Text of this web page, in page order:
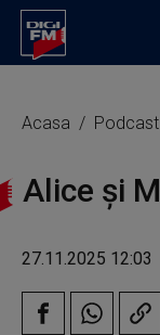
Acasa Podcast
Alice și
27.11.2025 12:03